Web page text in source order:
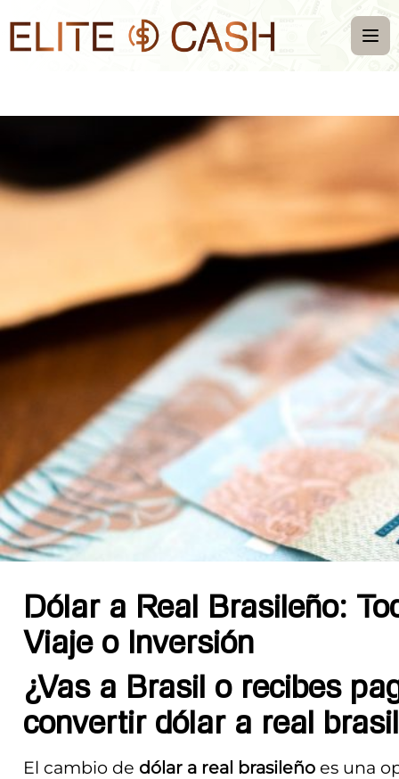
Contacto
Dólar a Real Brasileño:
Viaje o Inversión
¿Vas a Brasil o recibes
convertir dólar a real
El cambio de dólar a real brasileñoes una